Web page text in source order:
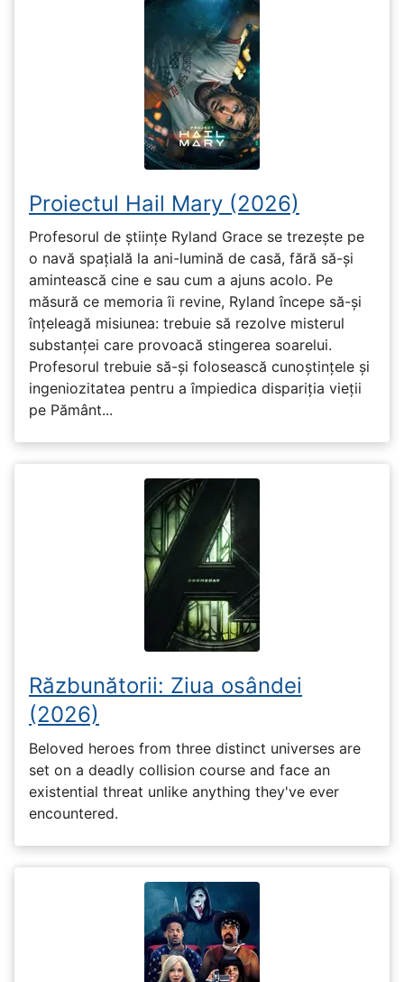
Proiectul Hail Mary (2026)
Profesorul de științe Ryland Grace se trezește pe
o navă spațială la ani-lumină de casă, fără să-și
amintească cine e sau cum a ajuns acolo. Pe
măsură ce memoria îi revine, Ryland începe să-și
înțeleagă misiunea: trebuie să rezolve misterul
substanței care provoacă stingerea soarelui.
Profesorul trebuie să-și folosească cunoștințele și
ingeniozitatea pentru a împiedica dispariția vieții
pe Pământ...
Răzbunătorii: Ziua osândei
(2026)
Beloved heroes from three distinct universes are
set on a deadly collision course and face an
existential threat unlike anything they've ever
encountered.